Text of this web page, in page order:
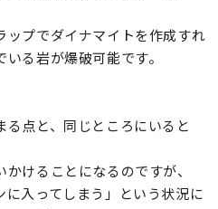
ップでダイナマイトを作成すれ
る岩が爆破可能です。
点と、同じところにいると
けることになるのですが、
に入ってしまう」という状況に